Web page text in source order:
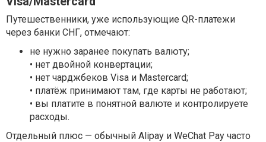
Путешественники, уже использующие QR-платежи
через банки СНГ, отмечают:
не нужно заранее покупать валюту;
• нет двойной конвертации;
• нет чарджбеков Visa и Mastercard;
• платёж принимают там, где карты не работают;
• вы платите в понятной валюте и контролируете
расходы.
Отдельный плюс — обычный Alipay и WeChat Pay часто